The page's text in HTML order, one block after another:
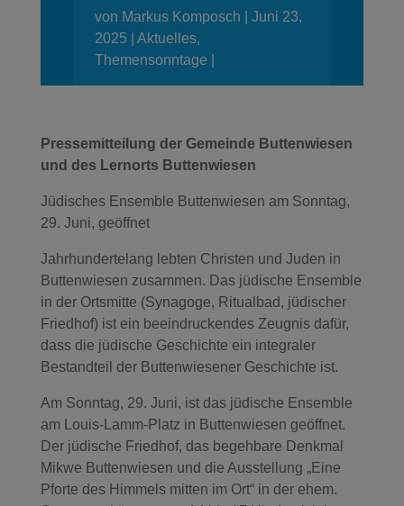
von Markus Komposch
Juni 23,
2025
Aktuelles,
Themensonntage
Pressemitteilung der Gemeinde Buttenwiesen
und des Lernorts Buttenwiesen
Jüdisches Ensemble Buttenwiesen am Sonntag,
29. Juni, geöffnet
Jahrhundertelang lebten Christen und Juden in
Buttenwiesen zusammen. Das jüdische Ensemble
in der Ortsmitte (Synagoge, Ritualbad, jüdischer
Friedhof) ist ein beeindruckendes Zeugnis dafür,
dass die jüdische Geschichte ein integraler
Bestandteil der Buttenwiesener Geschichte ist.
Am Sonntag, 29. Juni, ist das jüdische Ensemble
am Louis-Lamm-Platz in Buttenwiesen geöffnet.
Der jüdische Friedhof, das begehbare Denkmal
Mikwe Buttenwiesen und die Ausstellung „Eine
Pforte des Himmels mitten im Ort“ in der ehem.